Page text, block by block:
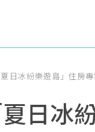
日冰紛樂遊島」住房
日冰